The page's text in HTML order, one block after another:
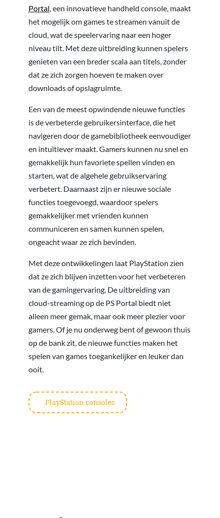
Portal, een innovatieve handheld console, maakt
het mogelijk om games te streamen vanuit de
cloud, wat de speelervaring naar een hoger
niveau tilt. Met deze uitbreiding kunnen spelers
genieten van een breder scala aan titels, zonder
dat ze zich zorgen hoeven te maken over
downloads of opslagruimte.
Een van de meest opwindende nieuwe functies
is de verbeterde gebruikersinterface, die het
navigeren door de gamebibliotheek eenvoudiger
en intuïtiever maakt. Gamers kunnen nu snel en
gemakkelijk hun favoriete spellen vinden en
starten, wat de algehele gebruikservaring
verbetert. Daarnaast zijn er nieuwe sociale
functies toegevoegd, waardoor spelers
gemakkelijker met vrienden kunnen
communiceren en samen kunnen spelen,
ongeacht waar ze zich bevinden.
Met deze ontwikkelingen laat PlayStation zien
dat ze zich blijven inzetten voor het verbeteren
van de gamingervaring. De uitbreiding van
cloud-streaming op de PS Portal biedt niet
alleen meer gemak, maar ook meer plezier voor
gamers. Of je nu onderweg bent of gewoon thuis
op de bank zit, de nieuwe functies maken het
spelen van games toegankelijker en leuker dan
ooit.
PlayStation consoles